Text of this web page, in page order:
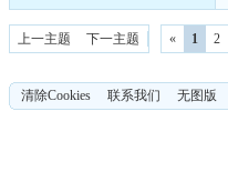
上一主题 下一主题 « 1 2
清除Cookies 联系我们 无图版